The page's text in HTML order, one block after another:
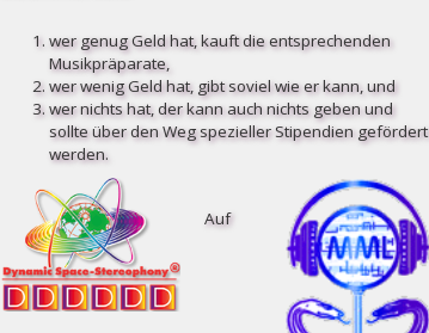
wer genug Geld hat, kauft die entsprechenden
Musikpräparate,
wer wenig Geld hat, gibt soviel wie er kann, und
wer nichts hat, der kann auch nichts geben und
sollte über den Weg spezieller Stipendien gefördert
werden.
Auf